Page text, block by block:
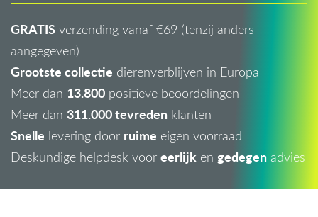
GRATIS verzending vanaf €69 (tenzij anders
aangegeven)
Grootste collectie dierenverblijven in Europa
Meer dan 13.800 positieve beoordelingen
Meer dan 311.000 tevreden klanten
Snelle levering door ruime eigen voorraad
Deskundige helpdesk voor eerlijk en gedegen advies